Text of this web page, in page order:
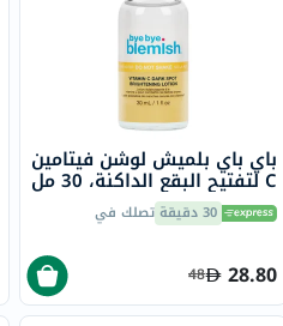
باي باي بلميش لوشن فيتامين
C لتفتيح البقع الداكنة، 30 مل
30 دقيقة تصلك في
28.80
48